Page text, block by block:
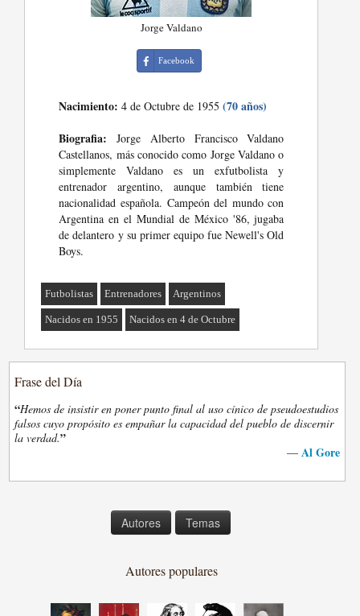
Jorge Valdano
Facebook
Nacimiento: 4 de Octubre de 1955(70 años)
Biografia: Jorge Alberto Francisco Valdano
Castellanos, más conocido como Jorge Valdano o
simplemente Valdano es un exfutbolista y
entrenador argentino, aunque también tiene
nacionalidad española. Campeón del mundo con
Argentina en el Mundial de México '86, jugaba
de delantero y su primer equipo fue Newell's Old
Boys.
Futbolistas Entrenadores Argentinos
Nacidos en 1955 Nacidos en 4 de Octubre
Frase del Día
“Hemos de insistir en poner punto final al uso cínico de pseudoestudios
falsos cuyo propósito es empañar la capacidad del pueblo de discernir
la verdad.”
— Al Gore
Autores Temas
Autores populares